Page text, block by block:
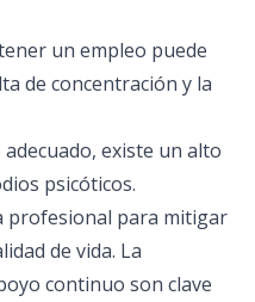
un empleo puede
de concentración y la
existe un alto
psicóticos.
profesional para mitigar
de vida. La
continuo son clave